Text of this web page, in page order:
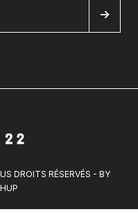
DROITS RÉSERVÉS - BY